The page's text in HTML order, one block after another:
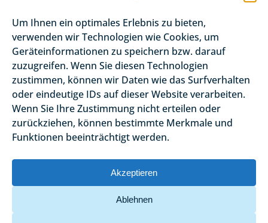
Um Ihnen ein optimales Erlebnis zu bieten,
verwenden wir Technologien wie Cookies, um
Geräteinformationen zu speichern bzw. darauf
zuzugreifen. Wenn Sie diesen Technologien
zustimmen, können wir Daten wie das Surfverhalten
oder eindeutige IDs auf dieser Website verarbeiten.
Wenn Sie Ihre Zustimmung nicht erteilen oder
zurückziehen, können bestimmte Merkmale und
Funktionen beeinträchtigt werden.
Akzeptieren
Ablehnen